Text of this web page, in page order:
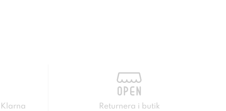
Returnera i butik